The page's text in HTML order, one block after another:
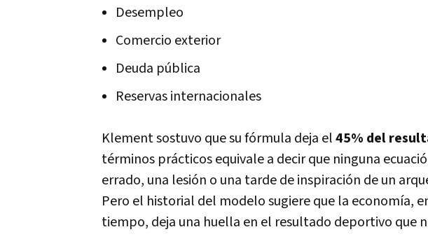
Desempleo
Comercio exterior
Deuda pública
Reservas internacionales
Klement sostuvo que su fórmula deja el45% del
términos prácticos equivale a decir que ninguna
errado, una lesión o una tarde de inspiración de un
Pero el historial del modelo sugiere que la economía,
tiempo, deja una huella en el resultado deportivo que